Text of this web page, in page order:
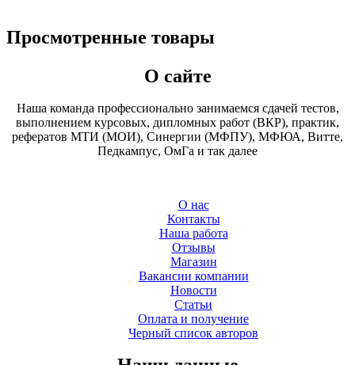
Просмотренные товары
О сайте
Наша команда профессионально занимаемся сдачей тестов,
выполнением курсовых, дипломных работ (ВКР), практик,
рефератов МТИ (МОИ), Синергии (МФПУ), МФЮА, Витте,
Педкампус, ОмГа и так далее
О нас
Контакты
Наша работа
Отзывы
Магазин
Вакансии компании
Новости
Статьи
Оплата и получение
Черный список авторов